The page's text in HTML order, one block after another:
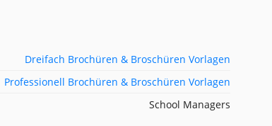
Dreifach Brochüren & Broschüren Vorlagen
Professionell Brochüren & Broschüren Vorlagen
School Managers